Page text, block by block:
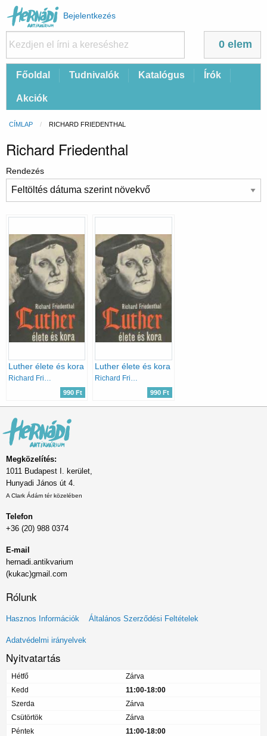
Felhasználói
fiók
menüje
Bejelentkezés
0 elem
FőFőoldal Tudnivalók Katalógus Írók
Akciók
Morzsa
CÍMLAP CURRENT:
RICHARD FRIEDENTHAL
Richard Friedenthal
Rendezés
Luther élete és kora
990 Ft
Luther élete és kora
990 Ft
Megközelítés:
1011 Budapest I. kerület,
Hunyadi János út 4.
A Clark Ádám tér közelében
Telefon
+36 (20) 988 0374
E-mail
hernadi.antikvarium
(kukac)gmail.com
Rólunk
Lábléc
menü
Hasznos Információk Általános Szerződési Feltételek
Adatvédelmi irányelvek
Nyitvatartás
Hétfő
Zárva
Kedd
11:00-18:00
Szerda
Zárva
Csütörtök
Zárva
Péntek
11:00-18:00